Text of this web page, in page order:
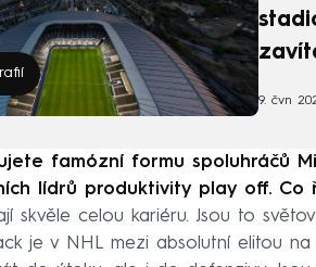
9. čvn
famózní formu spoluhráčů
lídrů produktivity play off. Co
skvěle celou kariéru. Jsou to
je v NHL mezi absolutní elitou